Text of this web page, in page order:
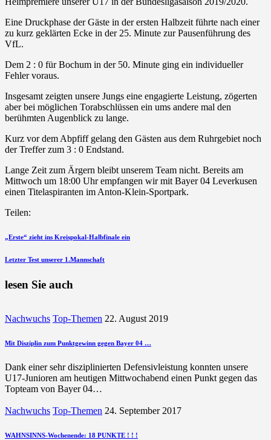
Eine Druckphase der Gäste in der ersten Halbzeit führte nach einer
zu kurz geklärten Ecke in der 25. Minute zur Pausenführung des
VfL.
Dem 2 : 0 für Bochum in der 50. Minute ging ein individueller
Fehler voraus.
Insgesamt zeigten unsere Jungs eine engagierte Leistung, zögerten
aber bei möglichen Torabschlüssen ein ums andere mal den
berühmten Augenblick zu lange.
Kurz vor dem Abpfiff gelang den Gästen aus dem Ruhrgebiet noch
der Treffer zum 3 : 0 Endstand.
Lange Zeit zum Ärgern bleibt unserem Team nicht. Bereits am
Mittwoch um 18:00 Uhr empfangen wir mit Bayer 04 Leverkusen
einen Titelaspiranten im Anton-Klein-Sportpark.
Teilen:
Beitragsnavigation
vorherigen
„Erste“ zieht ins Kreispokal-Halbfinale ein
nächsten
Letzter Test unserer 1.Mannschaft
lesen Sie auch
Nachwuchs Top-Themen 22. August 2019
Mit Disziplin zum Punktgewinn gegen Bayer 04 …
Dank einer sehr disziplinierten Defensivleistung konnten unsere
U17-Junioren am heutigen Mittwochabend einen Punkt gegen das
Topteam von Bayer 04…
Nachwuchs Top-Themen 24. September 2017
WAHNSINNS-Wochenende: 18 PUNKTE ! ! !